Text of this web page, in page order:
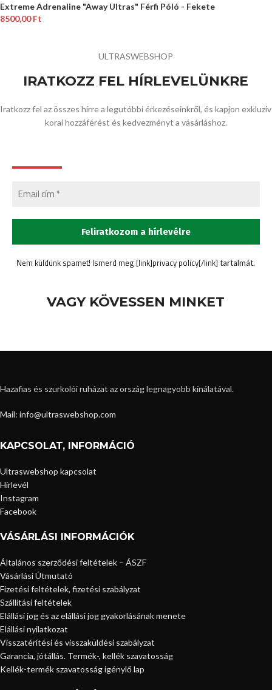
Extreme Adrenaline "Away Ultras" Férfi Póló - Fekete
8500,00Ft
ULTRASWEBSHOP
IRATKOZZ FEL HÍRLEVELÜNKRE
Iratkozz fel az összes hírre a legutóbbi érkezéseinkről, és kapjon exkluzív
korai hozzáférést és kedvezményt a vásárláshoz.
Nem küldünk spamet! Ismerd meg [link]privacy policy[/link]tartalmát.
VAGY KÖVESSEN MINKET
Hazafias és szurkolói ruházat az ország legnagyobb kínálatával.
Mail: info@ultraswebshop.com
KAPCSOLAT, INFORMÁCIÓ
Ultraswebshop kapcsolat
Hírlevél
Instagram
Facebook
VÁSÁRLÁSI INFORMÁCIÓK
Általános szerződési feltételek – ÁSZF
Vásárlási Útmutató
Fizetési feltételek, fizetési szabályzat
Szállítási feltételek
Elállási jog és az elállási jog gyakorlásának menete
Elállási nyilatkozat
Visszatérítési és visszaküldési szabályzat
Garancia, jótállás. Termék-, kellék szavatosság
Kellék-termék szavatosság igénylő lap